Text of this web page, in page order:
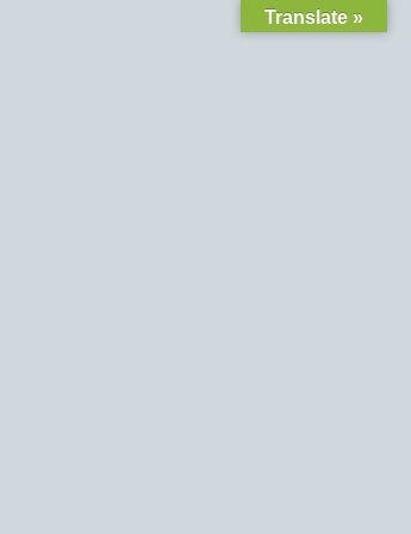
Translate »